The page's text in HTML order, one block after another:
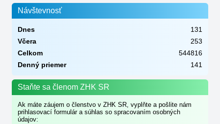
Návštevnosť
Dnes
131
Včera
253
Celkom
544816
Denný priemer
141
Staňte sa členom ZHK SR
Ak máte záujem o členstvo v ZHK SR, vyplňte a pošlite nám
prihlasovací formulár a súhlas so spracovaním osobných
údajov: